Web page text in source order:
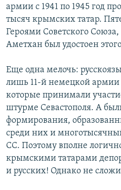
армии с 1941 по 1945 год
тысяч крымских татар.
Героями Советского
Аметхан был удостоен
Еще одна мелочь:
лишь 11-й немецкой армии
которые принимали
штурме Севастополя. А
формирования,
среди них и
СС. Поэтому вполне
крымскими татарами
и русских! Однако не